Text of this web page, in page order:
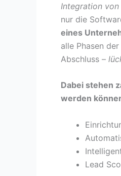
Integration
nur die
eines
alle Phasen
Abschluss –
Dabei stehen
werden
Lead